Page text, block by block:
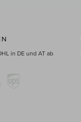
in DE und AT ab